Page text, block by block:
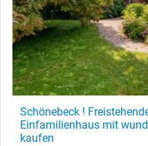
Schönebeck !
Einfamilienhaus mit
kaufen